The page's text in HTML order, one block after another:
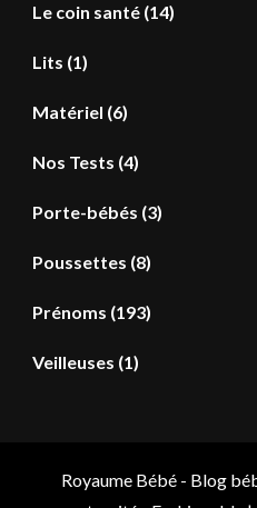
Le coin santé (14)
Lits (1)
Matériel (6)
Nos Tests (4)
Porte-bébés (3)
Poussettes (8)
Prénoms (193)
Veilleuses (1)
Royaume Bébé - Blog